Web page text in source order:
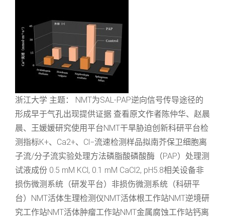
浙江大学 主题： NMT为SAL-PAP逆向信号传导途径的
形成早于气孔出现提供证据 查看原文作者陈仲华、赵晨
晨、王媛媛研究使用平台NMT干旱胁迫创新科研平台检
测指标K+、Ca2+、Cl−流速检测样品拟南芥保卫细胞离
子流/分子流实验处理方法磷脂酸磷酸酶（PAP）处理测
试液成份 0.5 mM KCl, 0.1 mM CaCl2, pH5.8相关设备非
损伤微测系统（研发平台）非损伤微测系统（科研平
台）NMT活体生理检测仪NMT活体根工作站NMT逆境研
究工作站NMT活体肿瘤工作站NMT金属腐蚀工作站钙离